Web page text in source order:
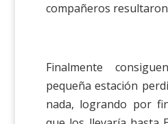
compañeros
Finalmente
pequeña estación
nada, logrando por